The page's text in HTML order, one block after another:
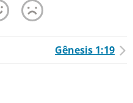
Gênesis 1:19